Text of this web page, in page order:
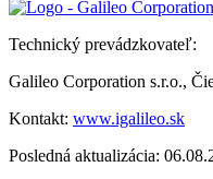
Technický prevádzkovateľ:
Galileo Corporation s.r.o.,
Kontakt: www.igalileo.sk
Posledná aktualizácia: